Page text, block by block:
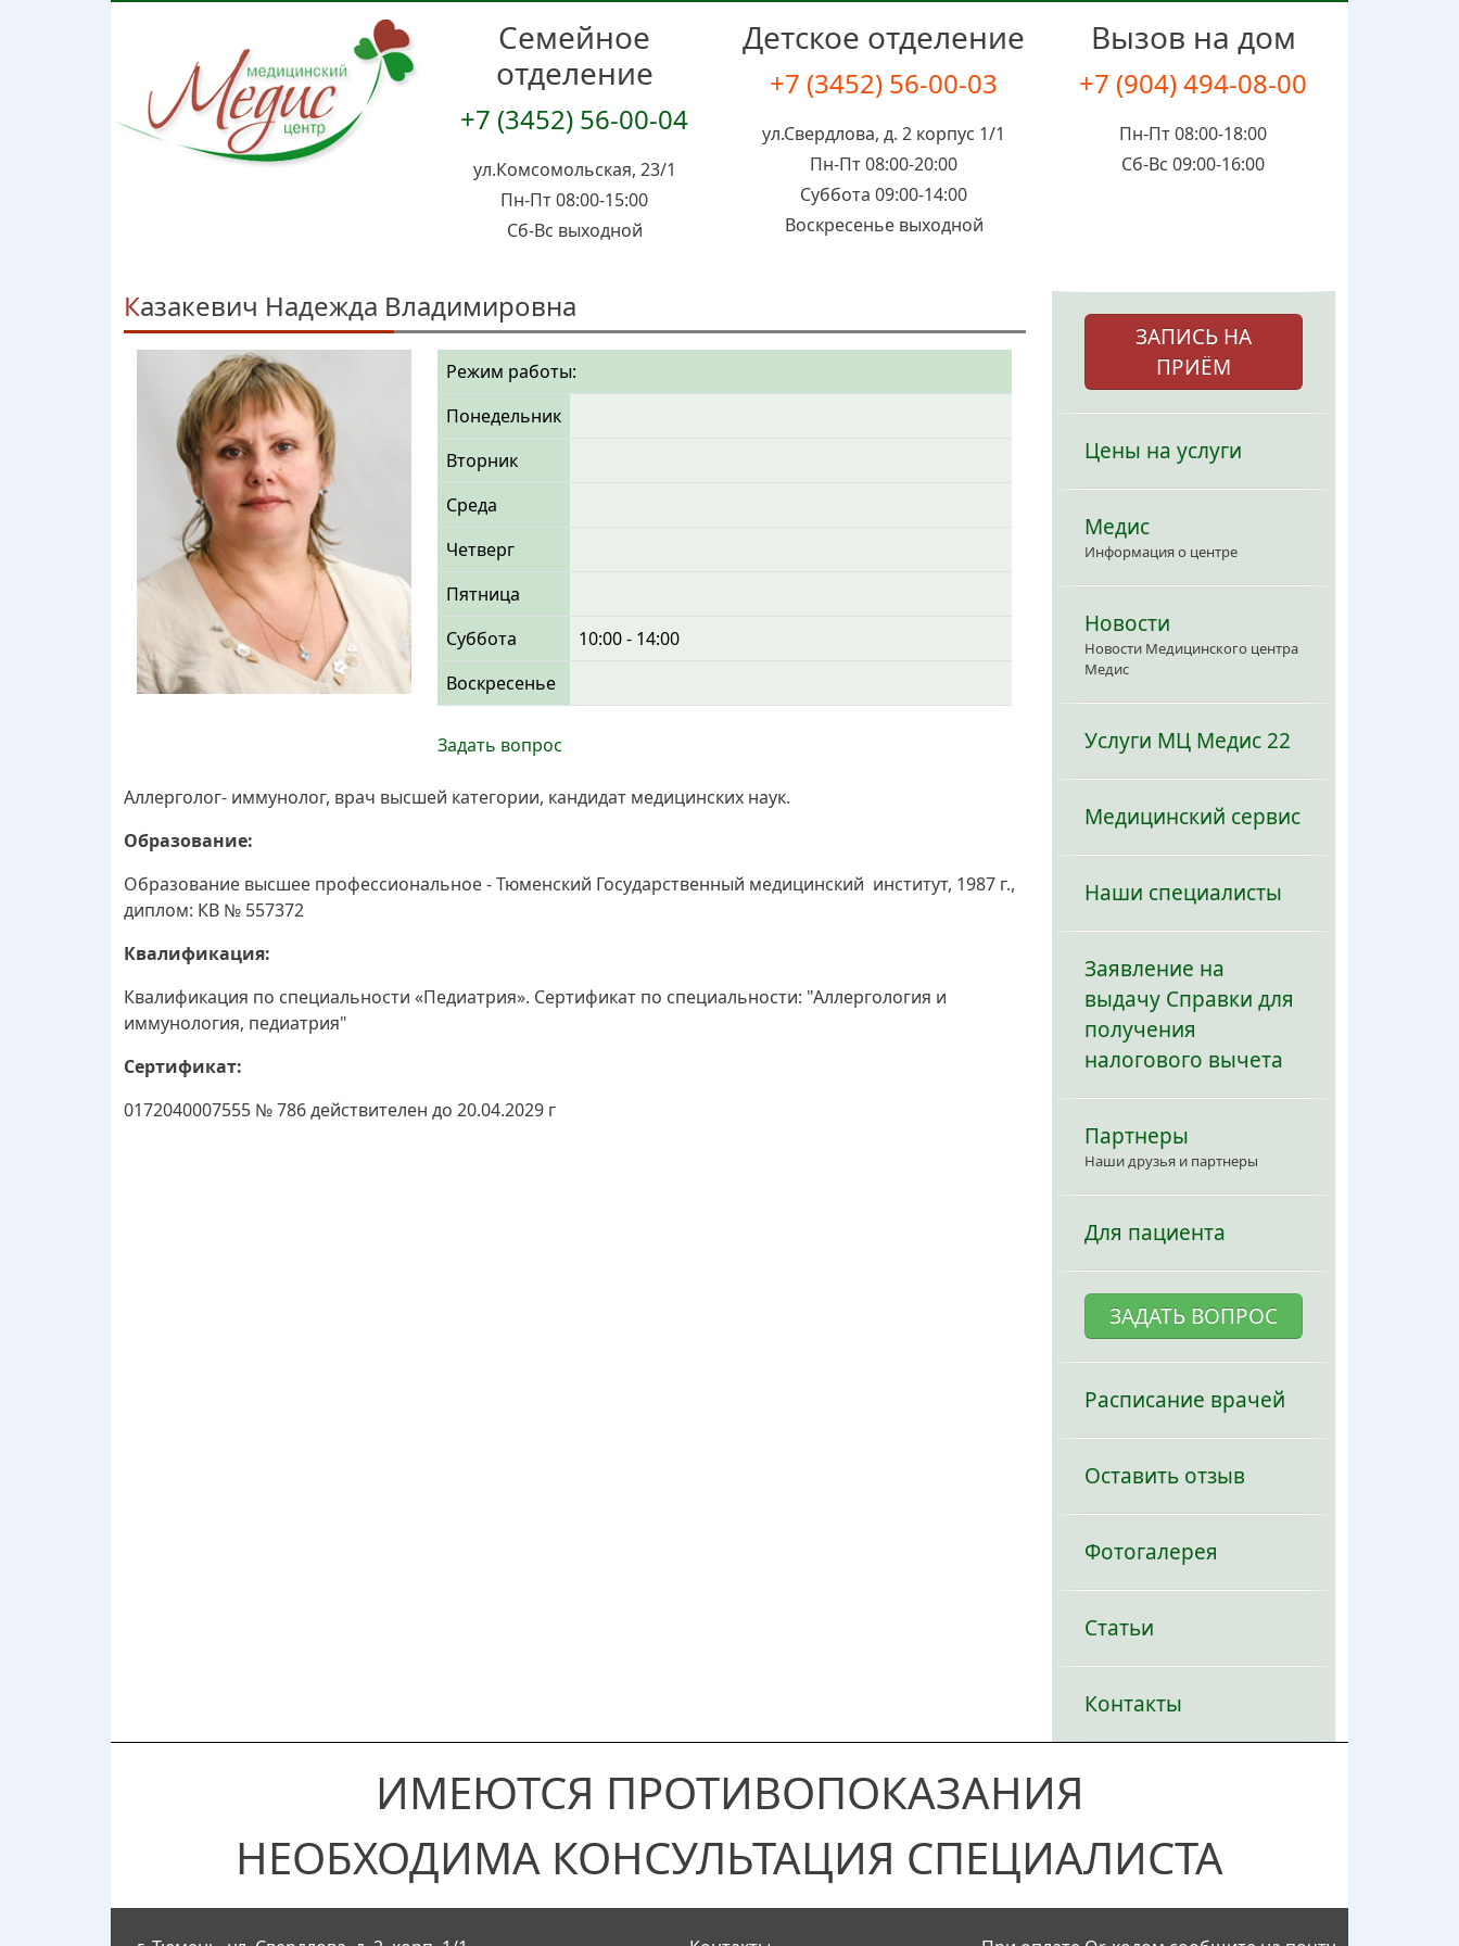
Семейное
отделение
+7 (3452) 56-00-04
ул.Комсомольская, 23/1
Пн-Пт 08:00-15:00
Сб-Вс выходной
Детское отделение
+7 (3452) 56-00-03
ул.Свердлова, д. 2 корпус 1/1
Пн-Пт 08:00-20:00
Суббота 09:00-14:00
Воскресенье выходной
Вызов на дом
+7 (904) 494-08-00
Пн-Пт 08:00-18:00
Сб-Вс 09:00-16:00
Казакевич Надежда Владимировна
Режим работы:
Понедельник
Вторник
Среда
Четверг
Пятница
Суббота
10:00 - 14:00
Воскресенье
Задать вопрос
Аллерголог- иммунолог, врач высшей категории, кандидат медицинских наук.
Образование:
Образование высшее профессиональное - Тюменский Государственный медицинский институт, 1987 г.,
диплом: КВ № 557372
Квалификация:
Квалификация по специальности «Педиатрия». Сертификат по специальности: "Аллергология и
иммунология, педиатрия"
Сертификат:
0172040007555 № 786 действителен до 20.04.2029 г
ЗАПИСЬ НА
ПРИЁМ
Цены на услуги
Медис
Информация о центре
Новости
Новости Медицинского центра
Медис
Услуги МЦ Медис 22
Медицинский сервис
Наши специалисты
Заявление на
выдачу Справки для
получения
налогового вычета
Партнеры
Наши друзья и партнеры
Для пациента
ЗАДАТЬ ВОПРОС
Расписание врачей
Оставить отзыв
Фотогалерея
Статьи
Контакты
ИМЕЮТСЯ ПРОТИВОПОКАЗАНИЯ
НЕОБХОДИМА КОНСУЛЬТАЦИЯ СПЕЦИАЛИСТА